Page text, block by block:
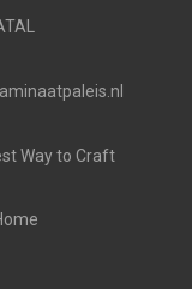
Way to Craft